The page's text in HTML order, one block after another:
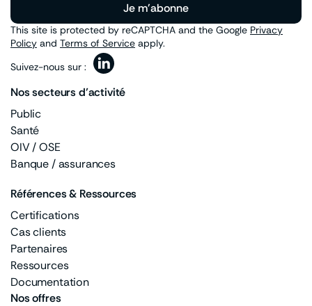
Nos offres
Nos secteurs d’activité
Public
Santé
OIV / OSE
Banque / assurances
Références & Ressources
Certifications
Cas clients
Partenaires
Ressources
Documentation
Je m'abonne
This site is protected by reCAPTCHA and the Google Privacy
Policy and Terms of Service apply.
Suivez-nous sur :